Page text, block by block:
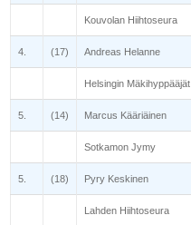
Kouvolan Hiihtoseura
4. (17) Andreas Helanne
Helsingin Mäkihyppääjät
5. (14) Marcus Kääriäinen
Sotkamon Jymy
5. (18) Pyry Keskinen
Lahden Hiihtoseura